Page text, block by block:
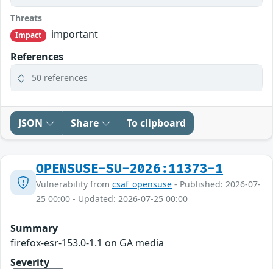
Threats
Impact
important
References
50 references
JSON Share To clipboard
OPENSUSE-SU-2026:11373-1
Vulnerability from csaf_opensuse - Published: 2026-07-
25 00:00 - Updated: 2026-07-25 00:00
Summary
firefox-esr-153.0-1.1 on GA media
Severity